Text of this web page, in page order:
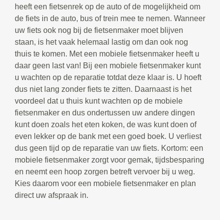
heeft een fietsenrek op de auto of de mogelijkheid om
de fiets in de auto, bus of trein mee te nemen. Wanneer
uw fiets ook nog bij de fietsenmaker moet blijven
staan, is het vaak helemaal lastig om dan ook nog
thuis te komen. Met een mobiele fietsenmaker heeft u
daar geen last van! Bij een mobiele fietsenmaker kunt
u wachten op de reparatie totdat deze klaar is. U hoeft
dus niet lang zonder fiets te zitten. Daarnaast is het
voordeel dat u thuis kunt wachten op de mobiele
fietsenmaker en dus ondertussen uw andere dingen
kunt doen zoals het eten koken, de was kunt doen of
even lekker op de bank met een goed boek. U verliest
dus geen tijd op de reparatie van uw fiets. Kortom: een
mobiele fietsenmaker zorgt voor gemak, tijdsbesparing
en neemt een hoop zorgen betreft vervoer bij u weg.
Kies daarom voor een mobiele fietsenmaker en plan
direct uw afspraak in.